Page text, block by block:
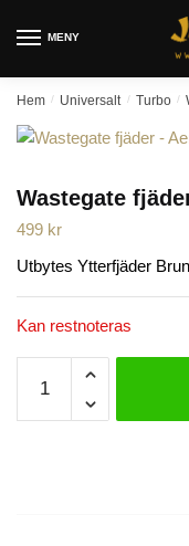
MENY
Hem / Universalt / Turbo /
Wastegate
499 kr
Utbytes Ytterfjäder
Kan restnoteras
Wastegate
fjäder
-